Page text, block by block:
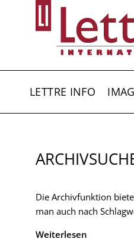
LETTRE INFO
Die Archivfunktion
man auch nach
Weiterlesen